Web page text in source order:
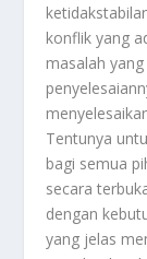
konflik yang
masalah
Tentunya
bagi semua
secara
dengan
yang jelas